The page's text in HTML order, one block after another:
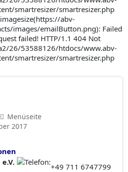
smartresizer/smartresizer.php
abv-
images/emailButton.png): Failed
failed! HTTP/1.1 404 Not
26/53588126/htdocs/www.abv-
smartresizer/smartresizer.php
Menüseite
2017
+49 711 6747799